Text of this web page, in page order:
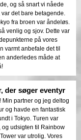
og så snart vi nåede
det bare betagende.
fra broen var åndeløs.
venlig og sjov. Dette var
på vores
varmt anbefale det til
anderledes måde at
der søger eventyr
Min partner og jeg deltog
og havde en fantastisk
i Tokyo. Turen var
og udsigten til Rainbow
var utrolig. Vores